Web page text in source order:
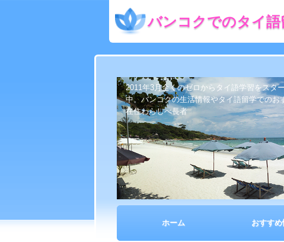
バンコクでのタイ語
2011年3月全くのゼロからタイ語学習をスタ
中。バンコクの生活情報やタイ語留学での
在住わらしべ長者
ホーム おすす